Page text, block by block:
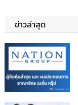
ข่าวล่าสุด